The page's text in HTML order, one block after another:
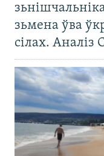
зьмена ўва
сілах. Аналіз